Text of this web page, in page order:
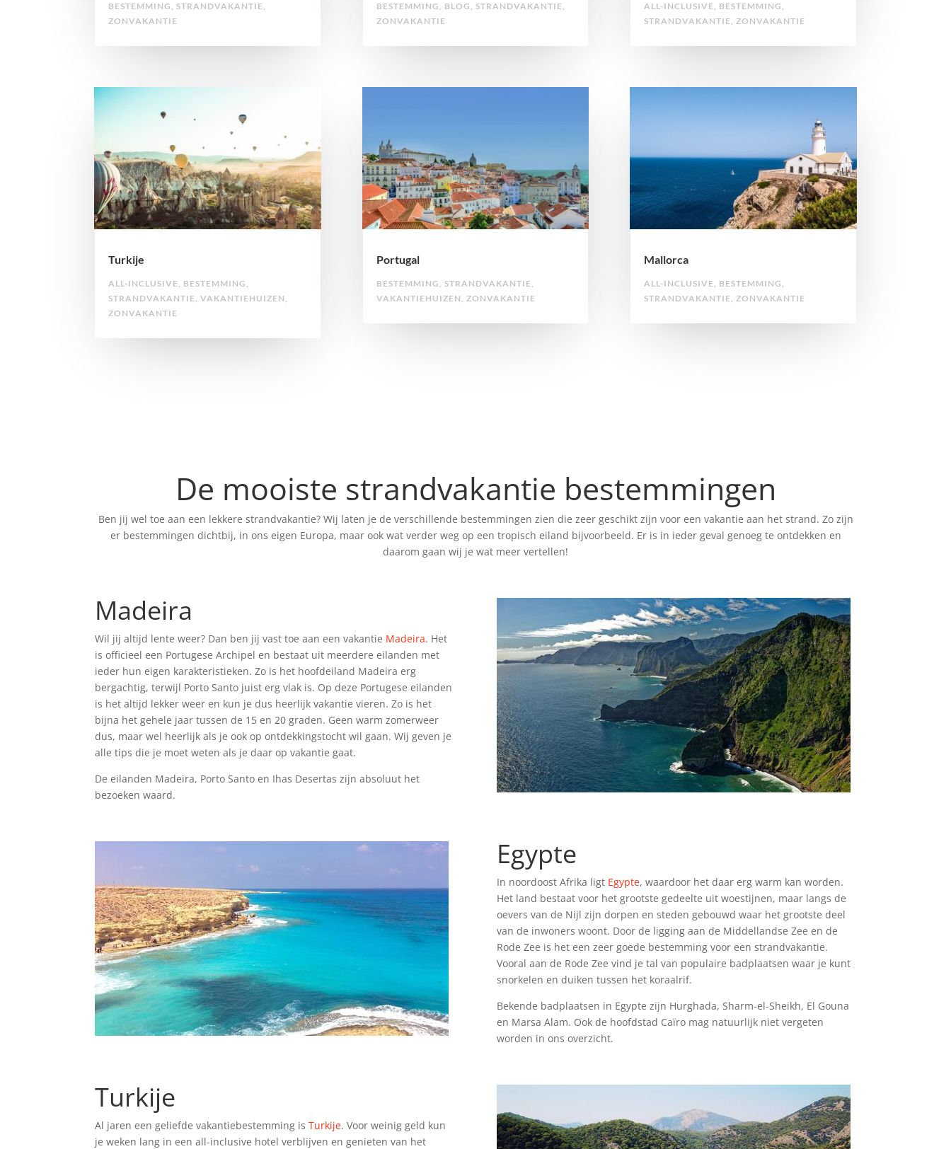
BESTEMMING ,STRANDVAKANTIE ,
ZONVAKANTIE
Turkije
ALL-INCLUSIVE , BESTEMMING ,
STRANDVAKANTIE ,VAKANTIEHUIZEN ,
ZONVAKANTIE
BESTEMMING , BLOG , STRANDVAKANTIE ,
ZONVAKANTIE
Portugal
BESTEMMING , STRANDVAKANTIE ,
VAKANTIEHUIZEN , ZONVAKANTIE
ALL-INCLUSIVE , BESTEMMING ,
STRANDVAKANTIE , ZONVAKANTIE
Mallorca
ALL-INCLUSIVE , BESTEMMING ,
STRANDVAKANTIE , ZONVAKANTIE
De mooiste strandvakantie bestemmingen
Ben jij wel toe aan een lekkere strandvakantie? Wij laten je de verschillende bestemmingen zien die zeer geschikt zijn voor een vakantie aan het strand. Zo zijn
er bestemmingen dichtbij, in ons eigen Europa, maar ook wat verder weg op een tropisch eiland bijvoorbeeld. Er is in ieder geval genoeg te ontdekken en
daarom gaan wij je wat meer vertellen!
Madeira
Wil jij altijd lente weer? Dan ben jij vast toe aan een vakantie Madeira. Het
is officieel een Portugese Archipel en bestaat uit meerdere eilanden met
ieder hun eigen karakteristieken. Zo is het hoofdeiland Madeira erg
bergachtig, terwijl Porto Santo juist erg vlak is. Op deze Portugese eilanden
is het altijd lekker weer en kun je dus heerlijk vakantie vieren. Zo is het
bijna het gehele jaar tussen de 15 en 20 graden. Geen warm zomerweer
dus, maar wel heerlijk als je ook op ontdekkingstocht wil gaan. Wij geven je
alle tips die je moet weten als je daar op vakantie gaat.
De eilanden Madeira, Porto Santo en Ihas Desertas zijn absoluut het
bezoeken waard.
Egypte
In noordoost Afrika ligt Egypte, waardoor het daar erg warm kan worden.
Het land bestaat voor het grootste gedeelte uit woestijnen, maar langs de
oevers van de Nijl zijn dorpen en steden gebouwd waar het grootste deel
van de inwoners woont. Door de ligging aan de Middellandse Zee en de
Rode Zee is het een zeer goede bestemming voor een strandvakantie.
Vooral aan de Rode Zee vind je tal van populaire badplaatsen waar je kunt
snorkelen en duiken tussen het koraalrif.
Bekende badplaatsen in Egypte zijn Hurghada, Sharm-el-Sheikh, El Gouna
en Marsa Alam. Ook de hoofdstad Caïro mag natuurlijk niet vergeten
worden in ons overzicht.
Turkije
Al jaren een geliefde vakantiebestemming isTurkije. Voor weinig geld kun
je weken lang in een all-inclusive hotel verblijven en genieten van het